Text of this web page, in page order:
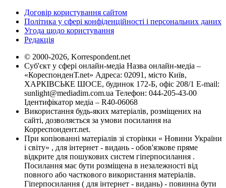
Договір користування сайтом
Політика у сфері конфіденційності і персональних даних
Угода щодо користування
Редакція
© 2000-2026, Korrespondent.net
Суб'єкт у сфері онлайн-медіа Назва онлайн-медіа –
«КореспонденТ.net» Адреса: 02091, місто Київ,
ХАРКІВСЬКЕ ШОСЕ, будинок 172-Б, офіс 208/1 E-mail:
sunlight@mediadim.com.ua Телефон: 044-205-43-00
Ідентифікатор медіа – R40-06068
Використання будь-яких матеріалів, розміщених на
сайті, дозволяється за умови посилання на
Корреспондент.net.
При копіюванні матеріалів зі сторінки « Новини України
і світу» , для інтернет - видань - обов'язкове пряме
відкрите для пошукових систем гіперпосилання .
Посилання має бути розміщена в незалежності від
повного або часткового використання матеріалів.
Гіперпосилання ( для інтернет - видань) - повинна бути